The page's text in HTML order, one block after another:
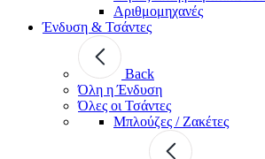
Αριθμομηχανές
Ένδυση & Τσάντες
Back
Όλη η Ένδυση
Όλες οι Τσάντες
Μπλούζες / Ζακέτες